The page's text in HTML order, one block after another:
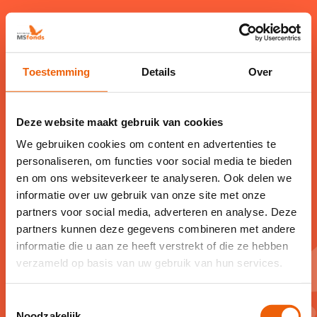
Toestemming Details Over
Deze website maakt gebruik van cookies
We gebruiken cookies om content en advertenties te
personaliseren, om functies voor social media te bieden
en om ons websiteverkeer te analyseren. Ook delen we
informatie over uw gebruik van onze site met onze
partners voor social media, adverteren en analyse. Deze
partners kunnen deze gegevens combineren met andere
informatie die u aan ze heeft verstrekt of die ze hebben
verzameld op basis van uw gebruik van hun services.
Bedankt
Bedankt voor je aanmelding als collecte
coördinator. Fantastisch dat jij je samen
met ons wilt inzetten voor een toekomst
zonder MS en een beter leven voor
mensen met MS.